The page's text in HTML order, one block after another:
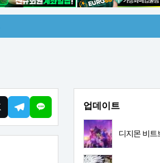
업데이트
디지몬 비트